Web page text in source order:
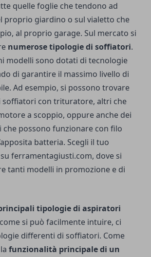
quelle foglie che tendono ad
proprio giardino o sul vialetto che
al proprio garage. Sul mercato si
numerose tipologie di soffiatori.
modelli sono dotati di tecnologie
di garantire il massimo livello di
Ad esempio, si possono trovare
soffiatori con trituratore, altri che
a scoppio, oppure anche dei
possono funzionare con filo
batteria. Scegli il tuo
ferramentagiusti.com, dove si
tanti modelli in promozione e di
tipologie di aspiratori
si può facilmente intuire, ci
differenti di soffiatori. Come
funzionalità principale di un